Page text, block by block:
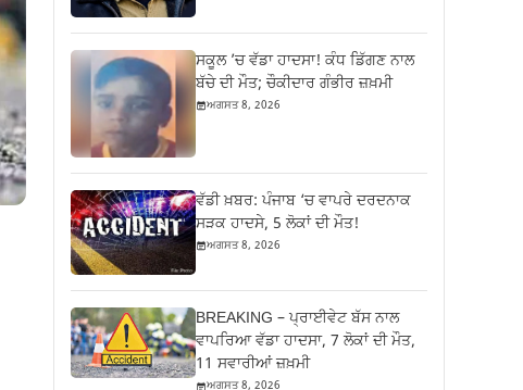
ਸਕੂਲ ’ਚ ਵੱਡਾ ਹਾਦਸਾ! ਕੰਧ ਡਿੱਗਣ ਨਾਲ
ਬੱਚੇ ਦੀ ਮੌਤ; ਚੌਕੀਦਾਰ ਗੰਭੀਰ ਜ਼ਖ਼ਮੀ
ਅਗਸਤ 8, 2026
ਵੱਡੀ ਖ਼ਬਰ: ਪੰਜਾਬ ‘ਚ ਵਾਪਰੇ ਦਰਦਨਾਕ
ਸੜਕ ਹਾਦਸੇ, 5 ਲੋਕਾਂ ਦੀ ਮੌਤ!
ਅਗਸਤ 8, 2026
BREAKING – ਪ੍ਰਾਈਵੇਟ ਬੱਸ ਨਾਲ
ਵਾਪਰਿਆ ਵੱਡਾ ਹਾਦਸਾ, 7 ਲੋਕਾਂ ਦੀ ਮੌਤ,
11 ਸਵਾਰੀਆਂ ਜ਼ਖ਼ਮੀ
ਅਗਸਤ 8, 2026